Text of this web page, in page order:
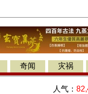
奇闻 灾祸
人气：